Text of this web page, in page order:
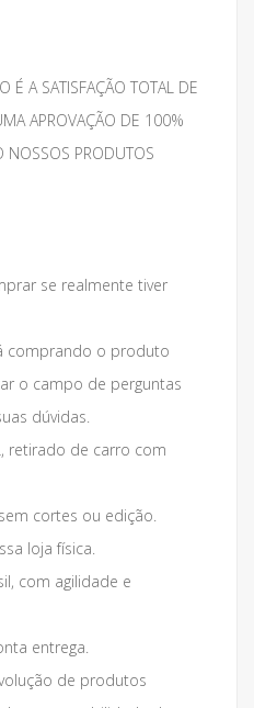
É A SATISFAÇÃO TOTAL DE
APROVAÇÃO DE 100%
NOSSOS PRODUTOS
se realmente tiver
comprando o produto
o campo de perguntas
dúvidas.
retirado de carro com
cortes ou edição.
loja física.
com agilidade e
entrega.
de produtos